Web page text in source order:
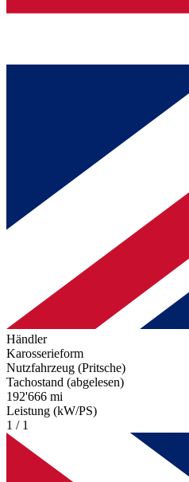
Händler
Karosserieform
Nutzfahrzeug (Pritsche)
Tachostand (abgelesen)
192'666 mi
Leistung (kW/PS)
1 / 1